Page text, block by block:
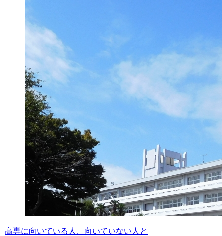
高専に向いている人、向いていない人と